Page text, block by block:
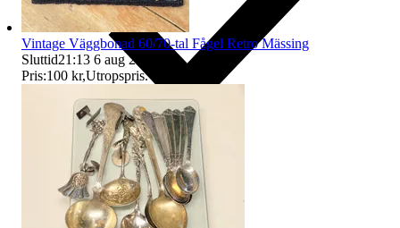
Ersättning om du inte får din vara
Vintage Väggbonad 60/70-tal Fågel Retro Mässing
Sluttid21:13 6 aug 21:13
Pris:100 kr,Utropspris.